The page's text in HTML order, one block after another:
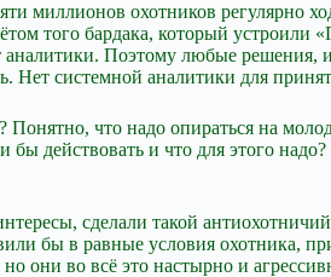
миллионов охотников регулярно
того бардака, который устроили
аналитики. Поэтому любые решения,
Нет системной аналитики для
что надо опираться на
действовать и что для этого надо?
сделали такой
бы в равные условия охотника,
они во всё это настырно и